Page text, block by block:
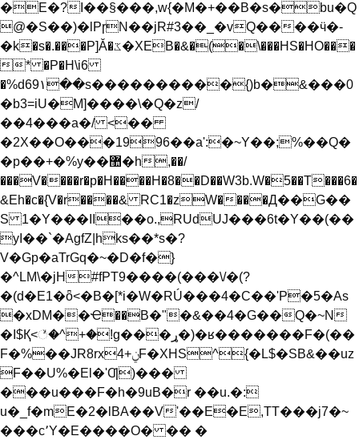
�E�?I��§���,w{�M�+��B�s�bu�Q
@�S��)�lPɼN��jR#3��_�vQ����ӵ�-
�k�s�.���P]Ǎ�ػ�XEB�&�(�\���HS�HO���
* �P�H\i6
�%d69۱��s����������{)b�&���0
�b3=iU�M]����\�Q�z/
��4���a�/ <��
�2X��O���1996��a':�~Y��;%��Q�
�p��+�%y��޺�h,��/
���V����r�p�H����H�8��D��W3b.W�5��T���6�
&Eh�c�{V�r����& RC1�zW����Д��G��
S 1�Y���II��o.,RUdUJ���6t�Y��(��
yI��`�AgfZ|hks��*s�?
V�Gp�aTrGq�~�D�f�}
�^LM\�jH#fPT9����(���\/�(?
�(d�E1�ȫ<�B�[*i�W�RÚ���4�C��'P�5�As
�xDM��Ҽ��B�"�&��4�G��Q�~N
�I$Қ<꣥�^+�!g���ړ�)�ʁ�������F�(��
F�%��JR8rx4+ݧF�XHS^{�L$�SB&��uz
F��U%�El�'Ƣ)���
���u���F�h�9uB�r ��u.�:
u�_f�mE�2�lBA��V'��E�E,TT���j7�~
���c՚Y�E����O� �� �